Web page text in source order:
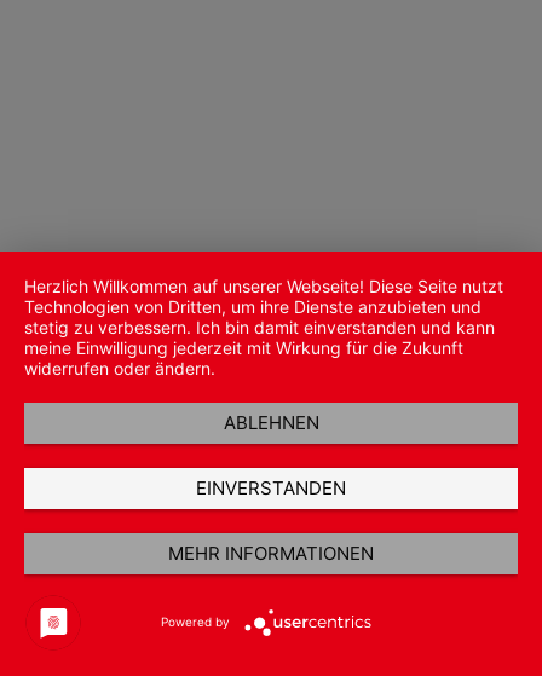
Herzlich Willkommen auf unserer Webseite! Diese Seite nutzt
Technologien von Dritten, um ihre Dienste anzubieten und
stetig zu verbessern. Ich bin damit einverstanden und kann
meine Einwilligung jederzeit mit Wirkung für die Zukunft
widerrufen oder ändern.
ABLEHNEN
EINVERSTANDEN
MEHR INFORMATIONEN
Powered by